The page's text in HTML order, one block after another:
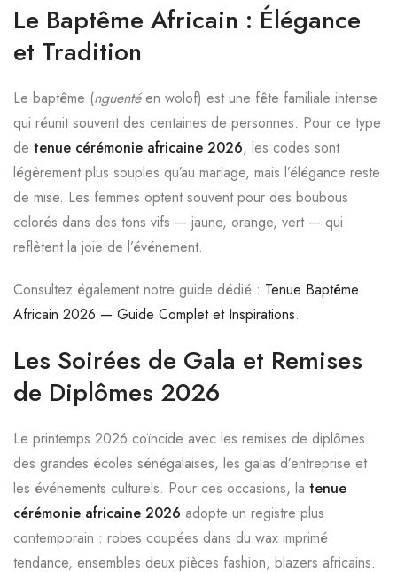
Le Baptême Africain : Élégance
et Tradition
Le baptême (nguentéen wolof) est une fête familiale intense
qui réunit souvent des centaines de personnes. Pour ce type
de tenue cérémonie africaine 2026, les codes sont
légèrement plus souples qu’au mariage, mais l’élégance reste
de mise. Les femmes optent souvent pour des boubous
colorés dans des tons vifs — jaune, orange, vert — qui
reflètent la joie de l’événement.
Consultez également notre guide dédié : Tenue Baptême
Africain 2026 — Guide Complet et Inspirations.
Les Soirées de Gala et Remises
de Diplômes 2026
Le printemps 2026 coïncide avec les remises de diplômes
des grandes écoles sénégalaises, les galas d’entreprise et
les événements culturels. Pour ces occasions, la tenue
cérémonie africaine 2026 adopte un registre plus
contemporain : robes coupées dans du wax imprimé
tendance, ensembles deux pièces fashion, blazers africains.